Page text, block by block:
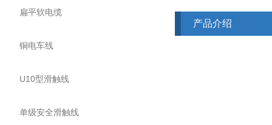
扁平软电缆
铜电车线
U10型滑触线
单级安全滑触线
产品介绍